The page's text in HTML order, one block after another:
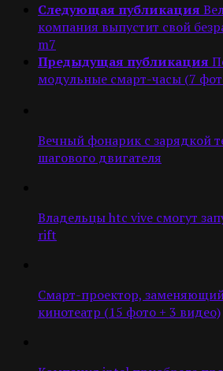
Следующая публикация
компания выпустит свой
m7
Предыдущая публикация
модульные смарт-часы (7
Вечный фонарик с зарядкой
шагового двигателя
Владельцы htc vive смогут
rift
Смарт-проектор,
кинотеатр (15 фото + 3 видео)